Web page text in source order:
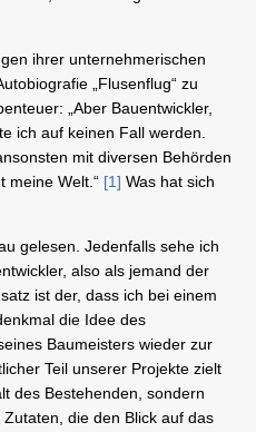
ihrer unternehmerischen
„Flusenflug“ zu
„Aber Bauentwickler,
ich auf keinen Fall werden.
mit diversen Behörden
meine Welt.“ [1] Was hat sich
gelesen. Jedenfalls sehe ich
also als jemand der
ist der, dass ich bei einem
die Idee des
Baumeisters wieder zur
Teil unserer Projekte zielt
des Bestehenden, sondern
die den Blick auf das